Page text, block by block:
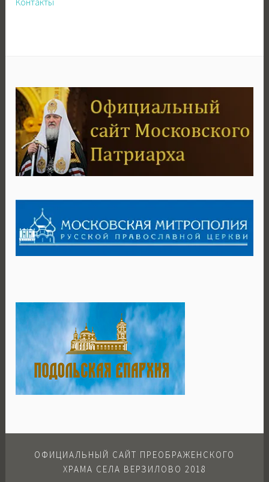
ОФИЦИАЛЬНЫЙ САЙТ ПРЕОБРАЖЕНСКОГО
ХРАМА СЕЛА ВЕРЗИЛОВО 2018